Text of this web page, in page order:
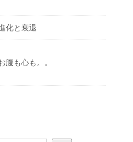
化と衰退
腹も心も。。